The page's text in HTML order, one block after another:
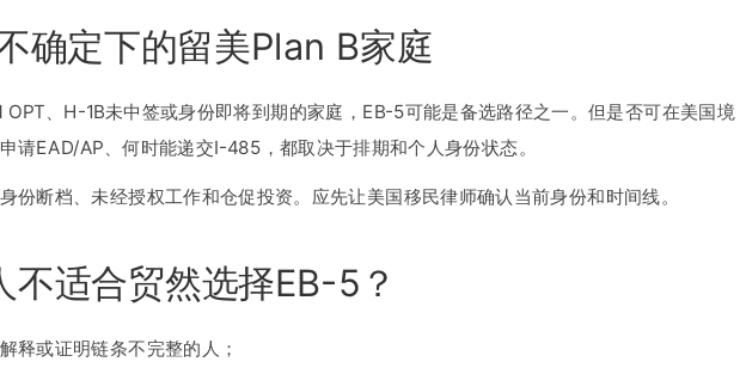
确定下的留美Plan B家庭
OPT、H-1B未中签或身份即将到期的家庭，EB-5可能是备选路径之一。但是否可在美国境
请EAD/AP、何时能递交I-485，都取决于排期和个人身份状态。
份断档、未经授权工作和仓促投资。应先让美国移民律师确认当前身份和时间线。
不适合贸然选择EB-5？
释或证明链条不完整的人；